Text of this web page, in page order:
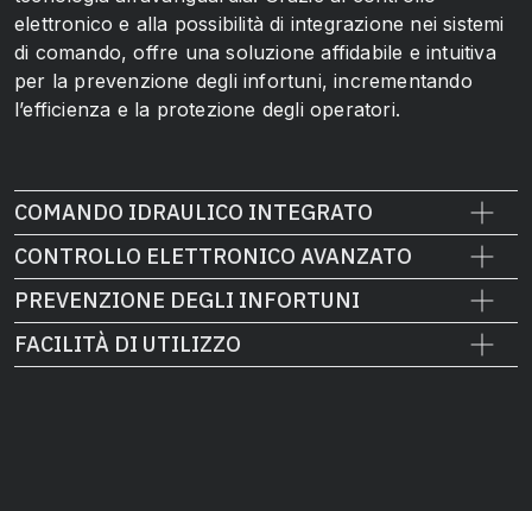
elettronico e alla possibilità di integrazione nei sistemi
di comando, offre una soluzione affidabile e intuitiva
per la prevenzione degli infortuni, incrementando
l’efficienza e la protezione degli operatori.
COMANDO IDRAULICO INTEGRATO
CONTROLLO ELETTRONICO AVANZATO
PREVENZIONE DEGLI INFORTUNI
FACILITÀ DI UTILIZZO